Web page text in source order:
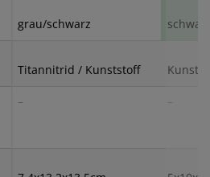
grau/schwarz
Titannitrid / Kunststoff
– –